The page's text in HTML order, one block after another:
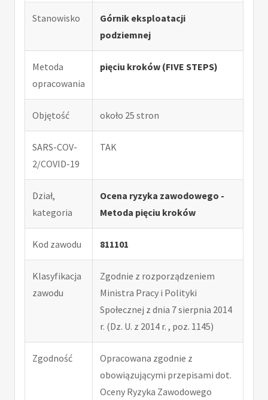
Stanowisko
Górnik eksploatacji
podziemnej
Metoda
opracowania
pięciu kroków (FIVE STEPS)
Objętość około 25 stron
SARS-COV-
2/COVID-19
TAK
Dział,
kategoria
Ocena ryzyka zawodowego -
Metoda pięciu kroków
Kod zawodu 811101
Klasyfikacja
zawodu
Zgodnie z rozporządzeniem
Ministra Pracy i Polityki
Społecznej z dnia 7 sierpnia 2014
r. (Dz. U. z 2014 r. , poz. 1145)
Zgodność
Opracowana zgodnie z
obowiązującymi przepisami dot.
Oceny Ryzyka Zawodowego